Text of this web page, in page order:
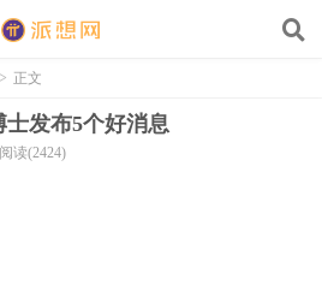
> 正文
士发布5个好消息
阅读(2424)